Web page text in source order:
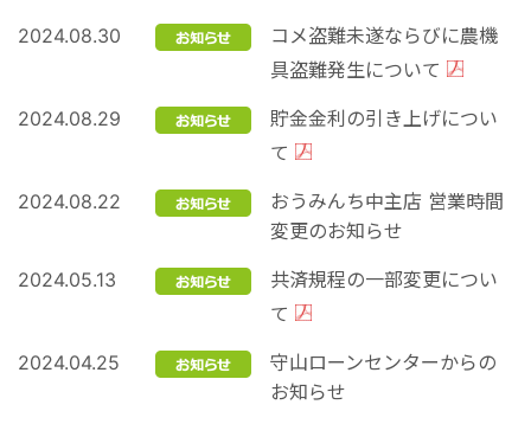
2024.08.30
コメ盗難未遂ならびに農機
具盗難発生について
2024.08.29
貯⾦⾦利の引き上げについ
て
2024.08.22
おうみんち中主店 営業時間
変更のお知らせ
2024.05.13
共済規程の一部変更につい
て
2024.04.25
守山ローンセンターからの
お知らせ